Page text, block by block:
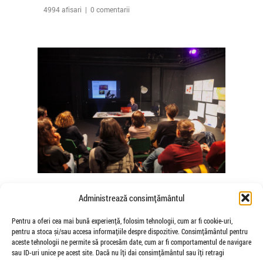
Administrează consimțământul
Pentru a oferi cea mai bună experiență, folosim tehnologii, cum ar fi cookie-uri,
pentru a stoca și/sau accesa informațiile despre dispozitive. Consimțământul pentru
aceste tehnologii ne permite să procesăm date, cum ar fi comportamentul de navigare
sau ID-uri unice pe acest site. Dacă nu îți dai consimțământul sau îți retragi
4994 afisari | 0 comentarii
Somatice susținute de coregrafele
Mădălina Dan și Valentina De Piante
Niculae
de Veioza Arte